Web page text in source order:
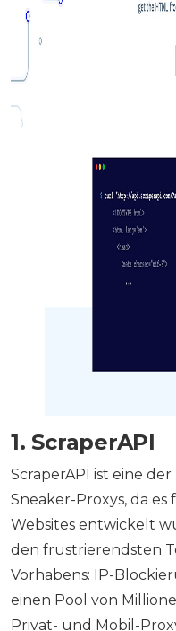
1. ScraperAPI
ScraperAPI ist eine
Sneaker-Proxys, da
Websites entwickelt
den frustrierendsten
Vorhabens: IP-
einen Pool von
Privat- und Mobil-